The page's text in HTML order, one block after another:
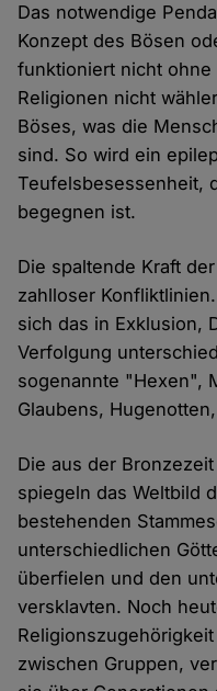
Das notwendige
Konzept des Bösen
funktioniert nicht ohne
Religionen nicht
Böses, was die
sind. So wird ein
Teufelsbesessenheit,
begegnen ist.
Die spaltende Kraft
zahlloser
sich das in Exklusion,
Verfolgung
sogenannte "Hexen",
Glaubens,
Die aus der
spiegeln das Weltbild
bestehenden
unterschiedlichen
überfielen und den
versklavten. Noch
zwischen Gruppen,